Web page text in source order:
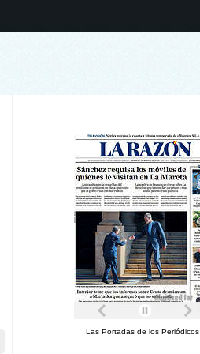
Las Portadas de los Periódicos